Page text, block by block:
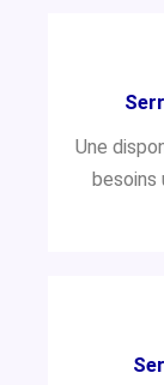
Une
besoins